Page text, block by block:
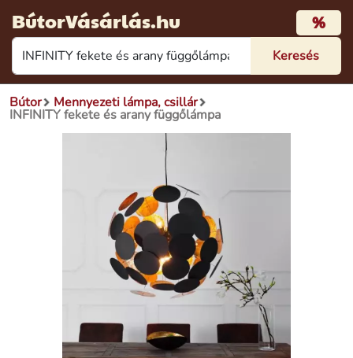
BútorVásárlás.hu %
Bútor Mennyezeti lámpa, csillár
INFINITY fekete és arany függőlámpa